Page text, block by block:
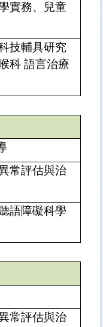
實務、兒童
技輔具研究
科 語言治療
常評估與治
語障礙科學
常評估與治